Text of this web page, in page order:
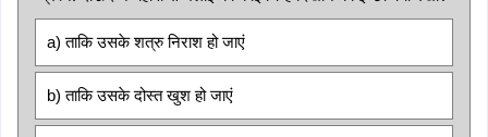
a) ताकि उसके शत्रु निराश हो जाएं
b) ताकि उसके दोस्त खुश हो जाएं